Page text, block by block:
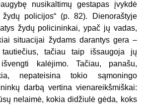
nusikaltimų gestapas įvykdė
policijos“ (p. 82). Dienoraštyje
žydų policininkai, ypač jų vadas,
situacijai žydams darantys gera –
tačiau taip išsaugoja jų
kalėjimo. Tačiau, panašu,
nepateisina tokio sąmoningo
darbą vertina vienareikšmiškai:
nelaimė, kokia didžiulė gėda, koks